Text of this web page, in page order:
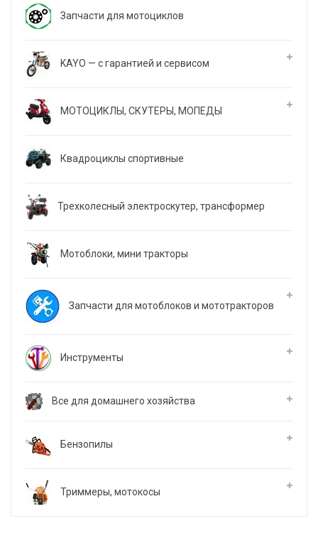
Запчасти для мотоциклов
KAYO — с гарантией и сервисом
МОТОЦИКЛЫ, СКУТЕРЫ, МОПЕДЫ
Квадроциклы спортивные
Трехколесный электроскутер, трансформер
Мотоблоки, мини тракторы
Запчасти для мотоблоков и мототракторов
Инструменты
Все для домашнего хозяйства
Бензопилы
Триммеры, мотокосы